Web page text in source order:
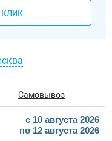
Самовывоз
c 10 августа 2026
по 12 августа 2026